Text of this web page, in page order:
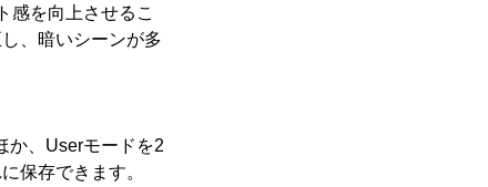
感を向上させるこ
、暗いシーンが多
か、Userモードを2
保存できます。